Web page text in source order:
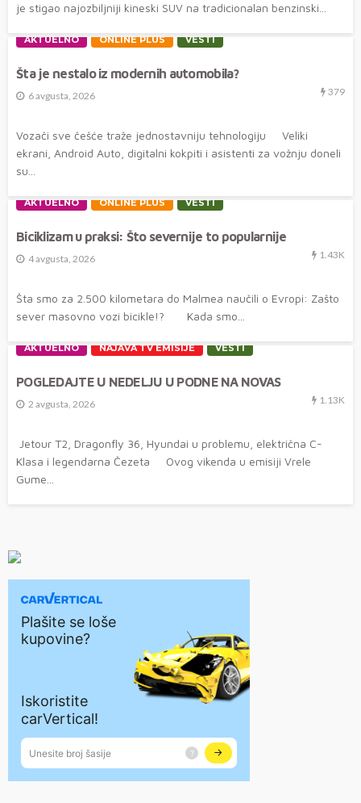
je stigao najozbiljniji kineski SUV na tradicionalan benzinski...
AKTUELNO ONLINE PLUS VESTI
Šta je nestalo iz modernih automobila?
6 avgusta, 2026 379
Vozači sve češće traže jednostavniju tehnologiju Veliki
ekrani, Android Auto, digitalni kokpiti i asistenti za vožnju doneli
su...
AKTUELNO ONLINE PLUS VESTI
Biciklizam u praksi: Što severnije to popularnije
4 avgusta, 2026 1.43K
Šta smo za 2.500 kilometara do Malmea naučili o Evropi: Zašto
sever masovno vozi bicikle!? Kada smo...
AKTUELNO NAJAVA TV EMISIJE VESTI
POGLEDAJTE U NEDELJU U PODNE NA NOVAS
2 avgusta, 2026 1.13K
Jetour T2, Dragonfly 36, Hyundai u problemu, električna C-
Klasa i legendarna Čezeta Ovog vikenda u emisiji Vrele
Gume...